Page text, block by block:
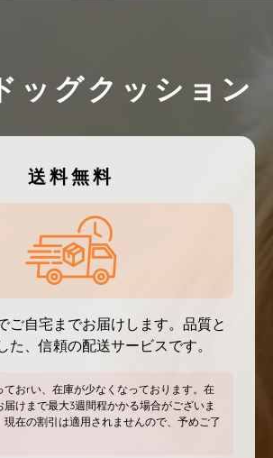
ッグクッション
送料無料
ご自宅までお届けします。品質と
た、信頼の配送サービスです。
ておrい、在庫が少なくなっております。在
届けまで最大3週間程かかる場合がございま
現在の割引は適用されませんので、予めご了